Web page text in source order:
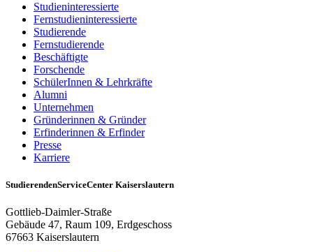
Studieninteressierte
Fernstudieninteressierte
Studierende
Fernstudierende
Beschäftigte
Forschende
SchülerInnen & Lehrkräfte
Alumni
Unternehmen
Gründerinnen & Gründer
Erfinderinnen & Erfinder
Presse
Karriere
StudierendenServiceCenter Kaiserslautern
Gottlieb-Daimler-Straße
Gebäude 47, Raum 109, Erdgeschoss
67663 Kaiserslautern